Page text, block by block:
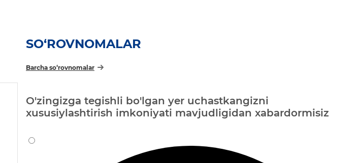
SO‘ROVNOMALAR
Barcha so‘rovnomalar
O'zingizga tegishli bo'lgan yer uchastkangizni
xususiylashtirish imkoniyati mavjudligidan xabardormisiz